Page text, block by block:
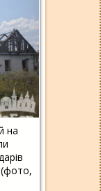
на
(фото,